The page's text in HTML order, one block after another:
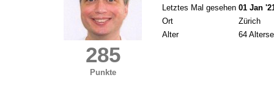
285
Punkte
Letztes Mal gesehen 01 Jan
Ort
Zürich
Alter
64